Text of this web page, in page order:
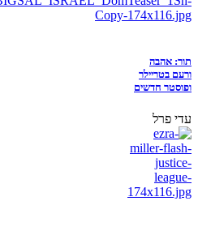
תור: אהבה
ורעם בטריילר
ופוסטר חדשים
עדי פרל